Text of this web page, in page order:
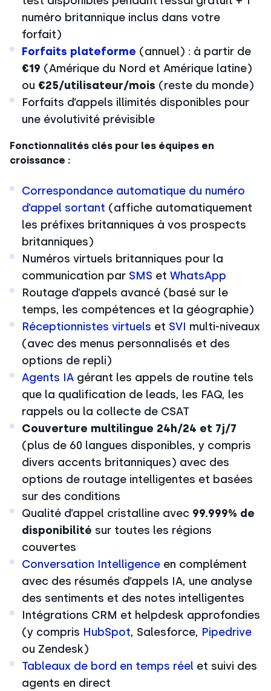
numéro britannique inclus dans votre
forfait)
Forfaits plateforme (annuel) : à partir de
€19 (Amérique du Nord et Amérique latine)
ou €25/utilisateur/mois (reste du monde)
Forfaits d’appels illimités disponibles pour
une évolutivité prévisible
Fonctionnalités clés pour les équipes en
croissance :
Correspondance automatique du numéro
d’appel sortant (affiche automatiquement
les préfixes britanniques à vos prospects
britanniques)
Numéros virtuels britanniques pour la
communication par SMS et WhatsApp
Routage d’appels avancé (basé sur le
temps, les compétences et la géographie)
Réceptionnistes virtuels et SVI multi-niveaux
(avec des menus personnalisés et des
options de repli)
Agents IA gérant les appels de routine tels
que la qualification de leads, les FAQ, les
rappels ou la collecte de CSAT
Couverture multilingue 24h/24 et 7j/7
(plus de 60 langues disponibles, y compris
divers accents britanniques) avec des
options de routage intelligentes et basées
sur des conditions
Qualité d’appel cristalline avec 99.999% de
disponibilité sur toutes les régions
couvertes
Conversation Intelligence en complément
avec des résumés d’appels IA, une analyse
des sentiments et des notes intelligentes
Intégrations CRM et helpdesk approfondies
(y compris HubSpot, Salesforce, Pipedrive
ou Zendesk)
Tableaux de bord en temps réel et suivi des
agents en direct